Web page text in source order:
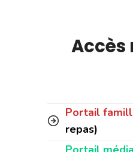
Accès
Portail
repas)